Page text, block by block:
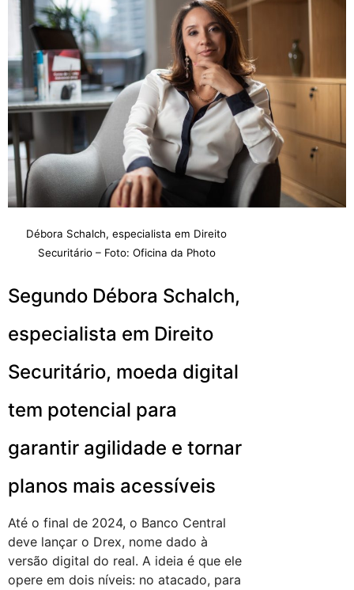
Débora Schalch, especialista em Direito
Securitário – Foto: Oficina da Photo
Segundo Débora Schalch,
especialista em Direito
Securitário, moeda digital
tem potencial para
garantir agilidade e tornar
planos mais acessíveis
Até o final de 2024, o Banco Central
deve lançar o Drex, nome dado à
versão digital do real. A ideia é que ele
opere em dois níveis: no atacado, para